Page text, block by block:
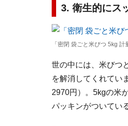
3. 衛生的にス
「密閉 袋ごと米びつ 5kg
世の中には、米びつ
を解消してくれてい
2970円）。5kgの米
パッキンがついてい